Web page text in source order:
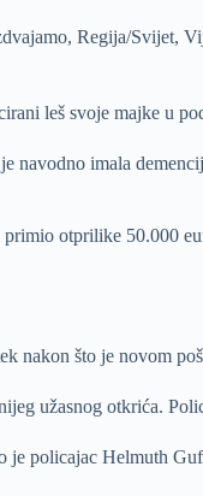
, Regija/Svijet,
leš svoje majke u
navodno imala
otprilike 50.000
nakon što je novom
užasnog otkrića.
je policajac Helmuth